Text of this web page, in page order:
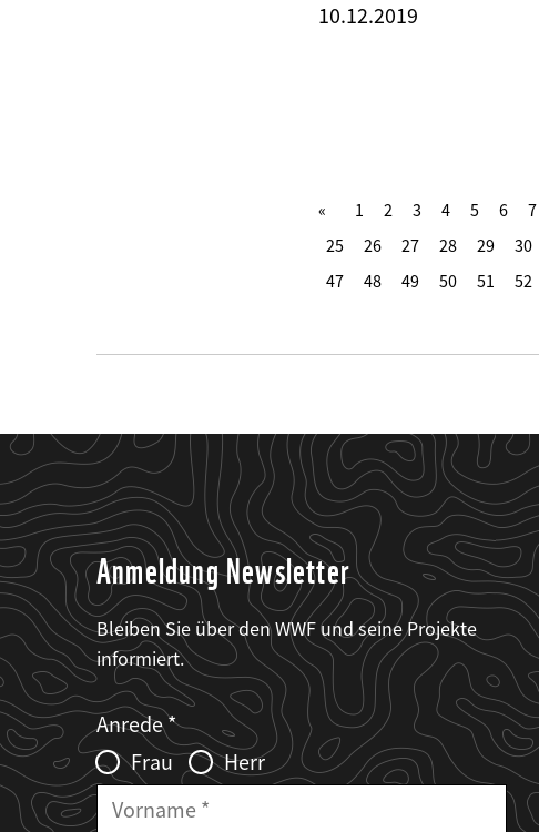
10.12.2019
1 2 3 4 5 6 7
25
26 27 28 29 30
47
48 49 50 51 52
Anmeldung Newsletter
Bleiben Sie über den WWF und seine Projekte
informiert.
Web2Case
Infofelder
Fieldset
anrede_name
Anrede
Frau
Herr
Vorname